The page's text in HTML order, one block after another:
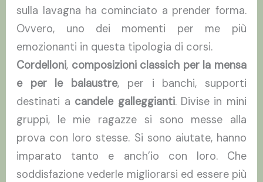
sulla lavagna ha cominciato a prender forma.
Ovvero, uno dei momenti per me più
emozionanti in questa tipologia di corsi.
Cordelloni, composizioni classich per la mensa
e per le balaustre, per i banchi, supporti
destinati a candele galleggianti. Divise in mini
gruppi, le mie ragazze si sono messe alla
prova con loro stesse. Si sono aiutate, hanno
imparato tanto e anch’io con loro. Che
soddisfazione vederle migliorarsi ed essere più